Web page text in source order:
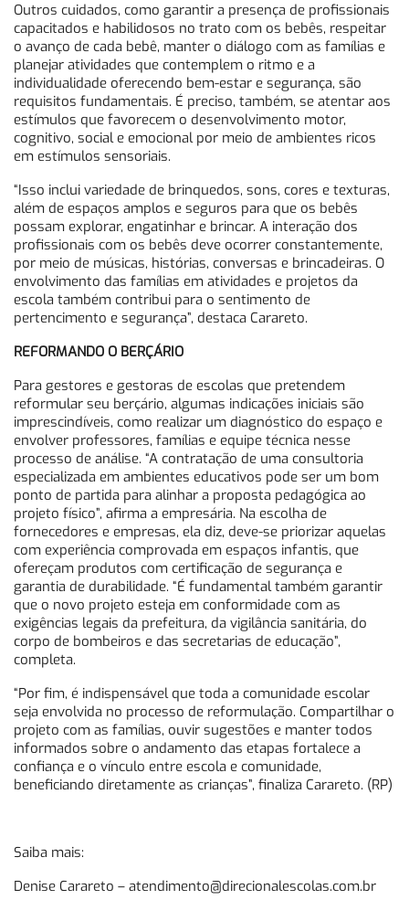
Outros cuidados, como garantir a presença de profissionais
capacitados e habilidosos no trato com os bebês, respeitar
o avanço de cada bebê, manter o diálogo com as famílias e
planejar atividades que contemplem o ritmo e a
individualidade oferecendo bem-estar e segurança, são
requisitos fundamentais. É preciso, também, se atentar aos
estímulos que favorecem o desenvolvimento motor,
cognitivo, social e emocional por meio de ambientes ricos
em estímulos sensoriais.
“Isso inclui variedade de brinquedos, sons, cores e texturas,
além de espaços amplos e seguros para que os bebês
possam explorar, engatinhar e brincar. A interação dos
profissionais com os bebês deve ocorrer constantemente,
por meio de músicas, histórias, conversas e brincadeiras. O
envolvimento das famílias em atividades e projetos da
escola também contribui para o sentimento de
pertencimento e segurança”, destaca Carareto.
REFORMANDO O BERÇÁRIO
Para gestores e gestoras de escolas que pretendem
reformular seu berçário, algumas indicações iniciais são
imprescindíveis, como realizar um diagnóstico do espaço e
envolver professores, famílias e equipe técnica nesse
processo de análise. “A contratação de uma consultoria
especializada em ambientes educativos pode ser um bom
ponto de partida para alinhar a proposta pedagógica ao
projeto físico”, afirma a empresária. Na escolha de
fornecedores e empresas, ela diz, deve-se priorizar aquelas
com experiência comprovada em espaços infantis, que
ofereçam produtos com certificação de segurança e
garantia de durabilidade. “É fundamental também garantir
que o novo projeto esteja em conformidade com as
exigências legais da prefeitura, da vigilância sanitária, do
corpo de bombeiros e das secretarias de educação”,
completa.
“Por fim, é indispensável que toda a comunidade escolar
seja envolvida no processo de reformulação. Compartilhar o
projeto com as famílias, ouvir sugestões e manter todos
informados sobre o andamento das etapas fortalece a
confiança e o vínculo entre escola e comunidade,
beneficiando diretamente as crianças”, finaliza Carareto. (RP)
Saiba mais:
Denise Carareto – atendimento@direcionalescolas.com.br